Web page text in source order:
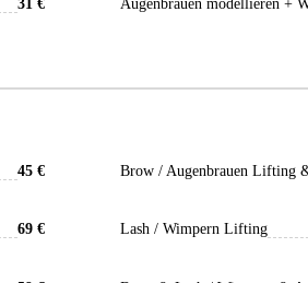
31 € Augenbrauen modellieren +
45 € Brow / Augenbrauen Lifting
69 € Lash / Wimpern Lifting